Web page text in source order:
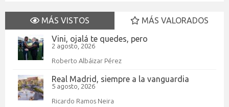
MÁS VISTOS
MÁS VALORADOS
Vini, ojalá te quedes, pero
2 agosto, 2026
Roberto Albáizar Pérez
Real Madrid, siempre a la vanguardia
5 agosto, 2026
Ricardo Ramos Neira